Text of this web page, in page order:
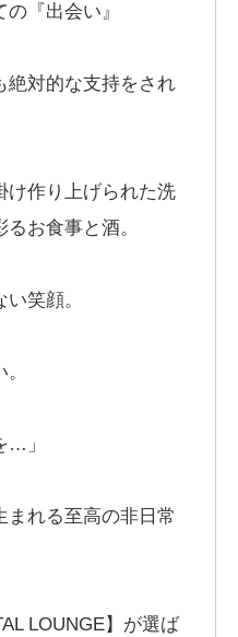
の『出会い』
対的な支持をされ
け作り上げられた洗
お食事と酒。
笑顔。
…」
まれる至高の非日常
LOUNGE】が選ば